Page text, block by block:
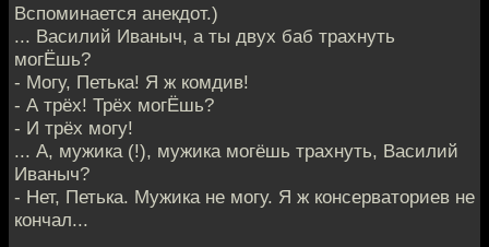
Вспоминается анекдот.)
... Василий Иваныч, а ты двух баб трахнуть
могЁшь?
- Могу, Петька! Я ж комдив!
- А трёх! Трёх могЁшь?
- И трёх могу!
... А, мужика (!), мужика могёшь трахнуть, Василий
Иваныч?
- Нет, Петька. Мужика не могу. Я ж консерваториев не
кончал...